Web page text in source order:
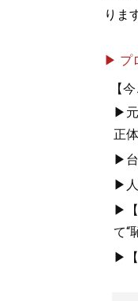
りま
▶ プ
【
▶元
正体
▶台
▶人
▶【
て“
▶【